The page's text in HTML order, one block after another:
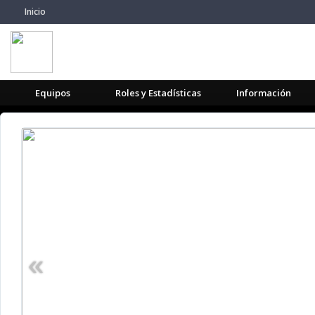
Inicio
Equipos Roles y Estadísticas Información
«